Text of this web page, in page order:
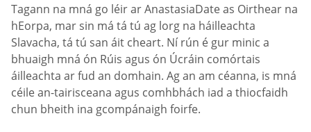
Tagann na mná go léir ar AnastasiaDate as Oirthear na
hEorpa, mar sin má tá tú ag lorg na háilleachta
Slavacha, tá tú san áit cheart. Ní rún é gur minic a
bhuaigh mná ón Rúis agus ón Úcráin comórtais
áilleachta ar fud an domhain. Ag an am céanna, is mná
céile an-tairisceana agus comhbhách iad a thiocfaidh
chun bheith ina gcompánaigh foirfe.